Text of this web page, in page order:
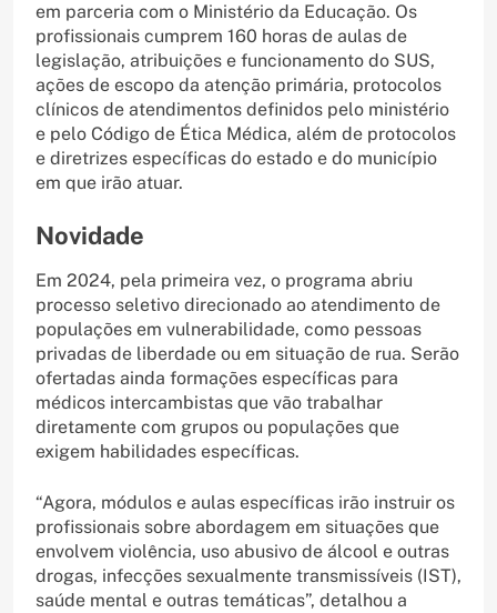
em parceria com o Ministério da Educação. Os
profissionais cumprem 160 horas de aulas de
legislação, atribuições e funcionamento do SUS,
ações de escopo da atenção primária, protocolos
clínicos de atendimentos definidos pelo ministério
e pelo Código de Ética Médica, além de protocolos
e diretrizes específicas do estado e do município
em que irão atuar.
Novidade
Em 2024, pela primeira vez, o programa abriu
processo seletivo direcionado ao atendimento de
populações em vulnerabilidade, como pessoas
privadas de liberdade ou em situação de rua. Serão
ofertadas ainda formações específicas para
médicos intercambistas que vão trabalhar
diretamente com grupos ou populações que
exigem habilidades específicas.
“Agora, módulos e aulas específicas irão instruir os
profissionais sobre abordagem em situações que
envolvem violência, uso abusivo de álcool e outras
drogas, infecções sexualmente transmissíveis (IST),
saúde mental e outras temáticas”, detalhou a